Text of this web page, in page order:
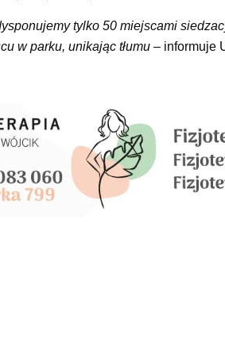
tylko 50 miejscami
w parku, unikając tłumu – informuje